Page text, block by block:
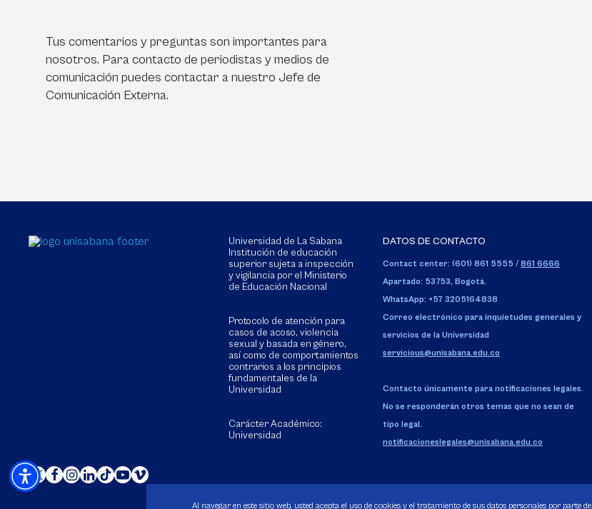
Tus comentarios y preguntas son importantes para
nosotros. Para contacto de periodistas y medios de
comunicación puedes contactar a nuestro Jefe de
Comunicación Externa.
Universidad de La Sabana
Institución de educación
superior sujeta a inspección
y vigilancia por el Ministerio
de Educación Nacional
Protocolo de atención para
casos de acoso, violencia
sexual y basada en género,
así como de comportamientos
contrarios a los principios
fundamentales de la
Universidad
Carácter Académico:
Universidad
DATOS DE CONTACTO
Contact center: (601) 861 5555 / 861 6666
Apartado: 53753, Bogotá.
WhatsApp: +57 3205164838
Correo electrónico para inquietudes generales y
servicios de la Universidad
servicious@unisabana.edu.co
Contacto únicamente para notificaciones legales.
No se responderán otros temas que no sean de
tipo legal.
notificacioneslegales@unisabana.edu.co
Al navegar en este sitio web, usted acepta el uso de cookies y el tratamiento de sus datos personales por parte de